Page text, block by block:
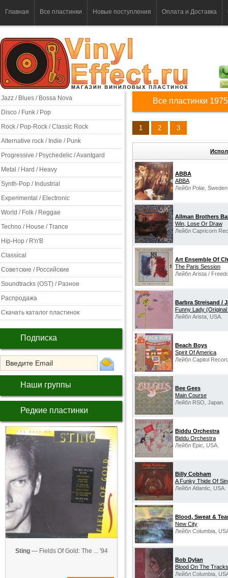
Главная Все пластинки Новые поступления Оплата и Доставка
Jazz / Blues / Bossa Nova
Disco / Funk / Pop
Rock / Pop-Rock / Classic Rock
Alternative rock / Indie / Punk
Progressive / Psychedelic / Avantgard
Metal / Hard / Heavy
Synth-Pop / Industrial
Experimental / Electronic
World / Folk / Reggae
Techno / House / Trance
Hip-Hop / R'n'B
Classical
Советские / Российские
Soundtracks (OST) / Разное
Распродажа
Скачать каталог пластинок
Подписка
Наши группы
Редкие пластинки
Sting— Fields Of Gold: The ... '94
Все пластинки
1 2 3
ABBA
ABBA
Лейбл Polar,
Allman Brothers
Win, Lose Or Draw
Лейбл Capricorn
Art Ensemble Of
The Paris Session
Лейбл Arista /
Barbra Streisand /
Funny Lady
Лейбл Arista, USA.
Beach Boys
Spirit Of America
Лейбл Capitol
Bee Gees
Main Course
Лейбл RSO, Japan.
Biddu Orchestra
Biddu Orchestra
Лейбл Epic, USA.
Billy Cobham
A Funky Thide Of
Лейбл Atlantic, USA.
Blood, Sweat &
New City
Лейбл Columbia,
Bob Dylan
Blood On The Tracks
Лейбл Columbia,